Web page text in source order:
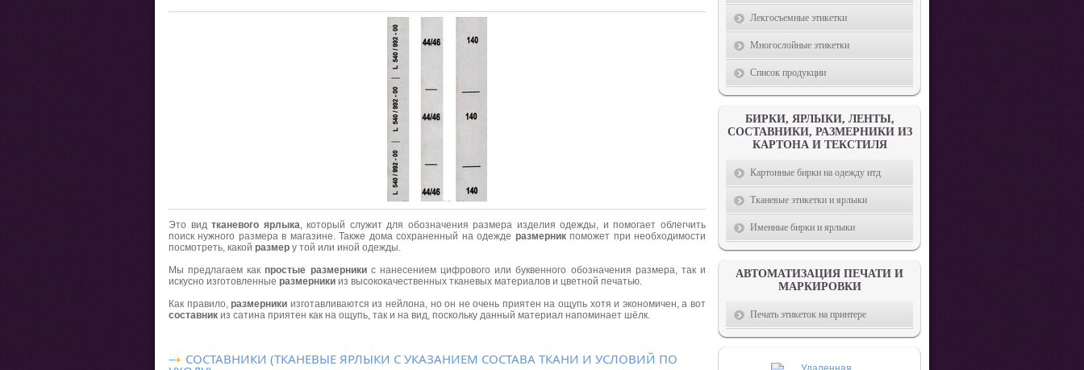
Это видтканевого ярлыка, который служит для обозначения размера изделия одежды, и помогает облегчить
поиск нужного размера в магазине. Также дома сохраненный на одежде размерникпоможет при необходимости
посмотреть, какой размер у той или иной одежды.
Мы предлагаем какпростые размерникис нанесением цифрового или буквенного обозначения размера, так и
искусно изготовленные размерники из высококачественных тканевых материалов и цветной печатью.
Как правило,размерники изготавливаются из нейлона, но он не очень приятен на ощупь хотя и экономичен, а вот
составник из сатина приятен как на ощупь, так и на вид, поскольку данный материал напоминает шёлк.
СОСТАВНИКИ (ТКАНЕВЫЕ ЯРЛЫКИ С УКАЗАНИЕМ СОСТАВА ТКАНИ И УСЛОВИЙ ПО
Лекгосъемные этикетки
Многослойные этикетки
Список продукции
БИРКИ, ЯРЛЫКИ, ЛЕНТЫ,
СОСТАВНИКИ, РАЗМЕРНИКИ ИЗ
КАРТОНА И ТЕКСТИЛЯ
Картонные бирки на одежду итд
Тканевые этикетки и ярлыки
Именные бирки и ярлыки
АВТОМАТИЗАЦИЯ ПЕЧАТИ И
МАРКИРОВКИ
Печать этикеток на принтере